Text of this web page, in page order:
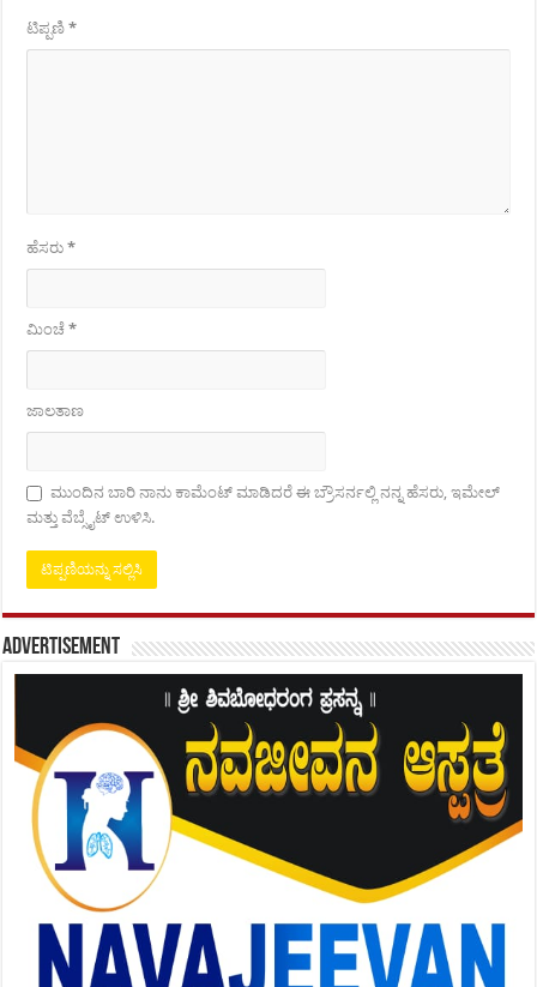
ಟಿಪ್ಪಣಿ*
ಹೆಸರು*
ಮಿಂಚೆ*
ಜಾಲತಾಣ
ಮುಂದಿನ ಬಾರಿ ನಾನು ಕಾಮೆಂಟ್ ಮಾಡಿದರೆ ಈ ಬ್ರೌಸರ್ನಲ್ಲಿ ನನ್ನ ಹೆಸರು, ಇಮೇಲ್
ಮತ್ತು ವೆಬ್ಸೈಟ್ ಉಳಿಸಿ.
Advertisement